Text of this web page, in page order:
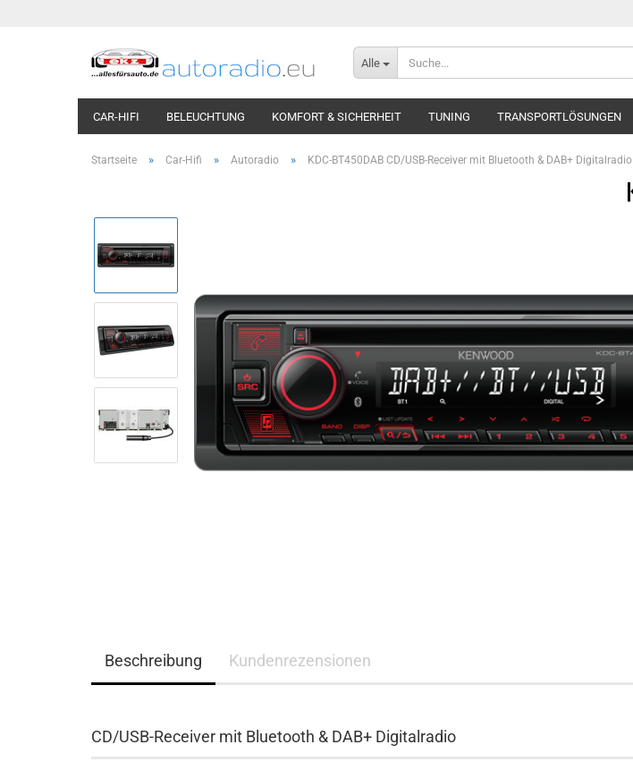
Alle
CAR-HIFI BELEUCHTUNG KOMFORT & SICHERHEIT TUNING TRANSPORTLÖSUNGEN
Startseite » Car-Hifi » Autoradio » KDC-BT450DAB CD/USB-Receiver mit Bluetooth & DAB+ Digitalradio
Beschreibung Kundenrezensionen
CD/USB-Receiver mit Bluetooth & DAB+ Digitalradio